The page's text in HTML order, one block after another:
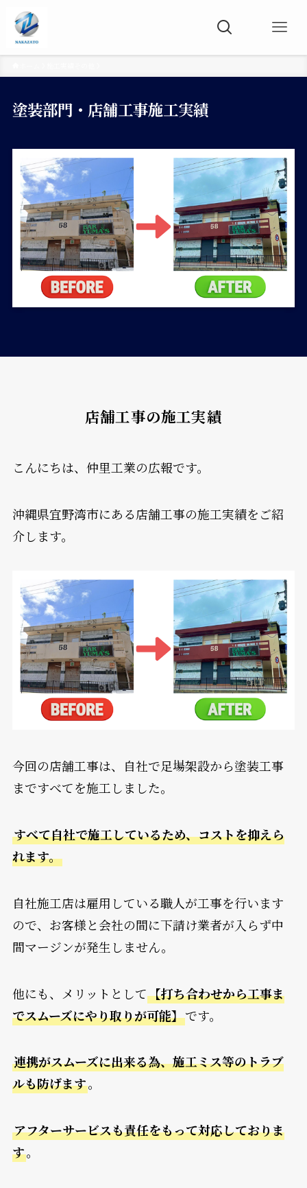
塗装部門・店舗工事施工実績
店舗工事の施工実績
こんにちは、仲里工業の広報です。
沖縄県宜野湾市にある店舗工事の施工実績をご紹
介します。
今回の店舗工事は、自社で足場架設から塗装工事
まですべてを施工しました。
すべて自社で施工しているため、コストを抑えら
れます。
自社施工店は雇用している職人が工事を行います
ので、お客様と会社の間に下請け業者が入らず中
間マージンが発生しません。
他にも、メリットとして【打ち合わせから工事ま
でスムーズにやり取りが可能】です。
連携がスムーズに出来る為、施工ミス等のトラブ
ルも防げます。
アフターサービスも責任をもって対応しておりま
す。